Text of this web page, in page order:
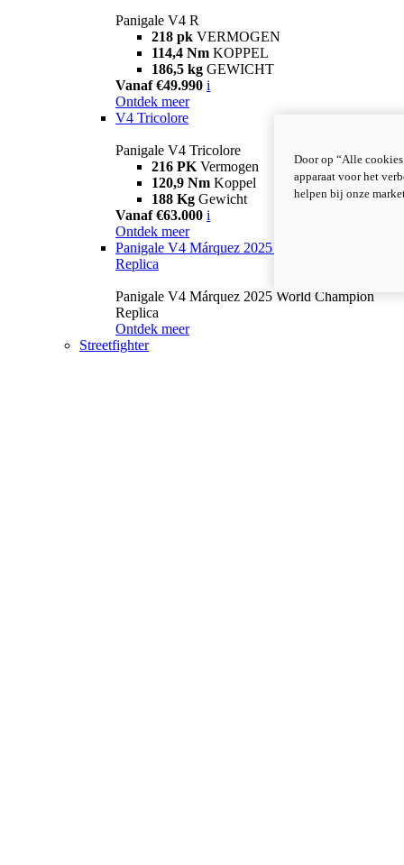
Panigale V4 R
218 pk VERMOGEN
114,4 Nm KOPPEL
186,5 kg GEWICHT
Vanaf €49.990 i
Ontdek meer
V4 Tricolore
Panigale V4 Tricolore
216 PK Vermogen
120,9 Nm Koppel
188 Kg Gewicht
Vanaf €63.000 i
Ontdek meer
Panigale V4 Márquez 2025 World Champion
Replica
Panigale V4 Márquez 2025 World Champion
Replica
Ontdek meer
Streetfighter
Door op “Alle
apparaat voor het
helpen bij onze